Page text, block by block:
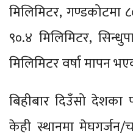
मिलिमिटर, गण्डकोटमा
९०.४ मिलिमिटर,
मिलिमिटर वर्षा मापन
बिहीबार दिउँसो देशका
केही स्थानमा मेघगर्जन/